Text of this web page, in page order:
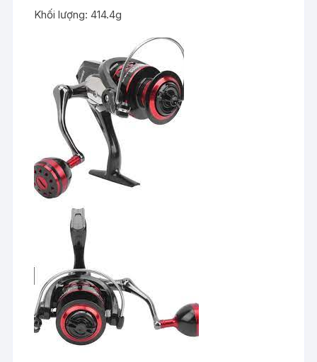
Khối lượng: 414.4g